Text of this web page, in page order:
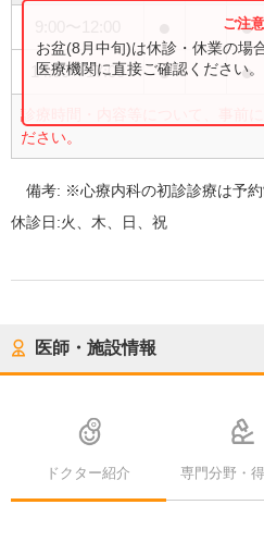
●
14:00〜17:00 ● ●
診療時間・内容等について、事前
ださい。
お盆(8月中旬)は休診・休業の場
医療機関に直接ご確認ください。
備考: ※心療内科の初診診療は予約
休診日:火、木、日、祝
医師・施設情報
ドクター紹介 専門分野・